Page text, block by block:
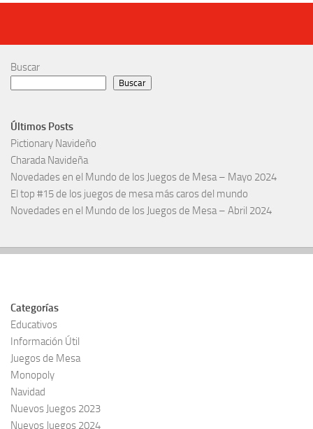
Buscar
Buscar
Últimos Posts
Pictionary Navideño
Charada Navideña
Novedades en el Mundo de los Juegos de Mesa – Mayo 2024
El top #15 de los juegos de mesa más caros del mundo
Novedades en el Mundo de los Juegos de Mesa – Abril 2024
Categorías
Educativos
Información Útil
Juegos de Mesa
Monopoly
Navidad
Nuevos Juegos 2023
Nuevos Juegos 2024